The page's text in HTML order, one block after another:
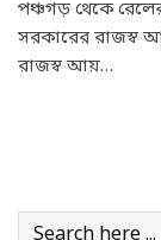
পঞ্চগড় থেকে
সরকারের রাজস্ব
রাজস্ব আয়…